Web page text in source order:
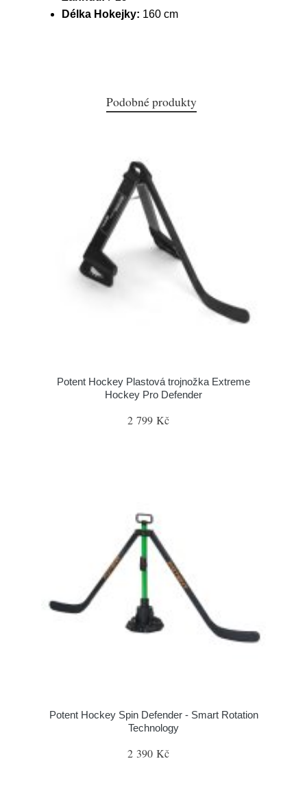
Délka Hokejky: 160 cm
Podobné produkty
Potent Hockey Plastová trojnožka Extreme
Hockey Pro Defender
2 799 Kč
Potent Hockey Spin Defender - Smart Rotation
Technology
2 390 Kč